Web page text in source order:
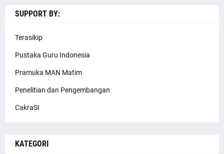
SUPPORT BY:
Terasikip
Pustaka Guru Indonesia
Pramuka MAN Matim
Penelitian dan Pengembangan
CakraSI
KATEGORI